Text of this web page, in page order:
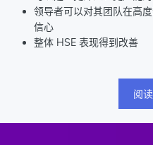
领导者可以对其团队在高
信心
整体 HSE 表现得到改善
阅